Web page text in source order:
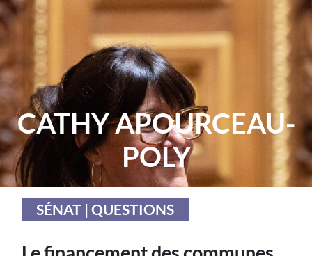
CATHY APOURCEAU-
POLY
SÉNAT | QUESTIONS